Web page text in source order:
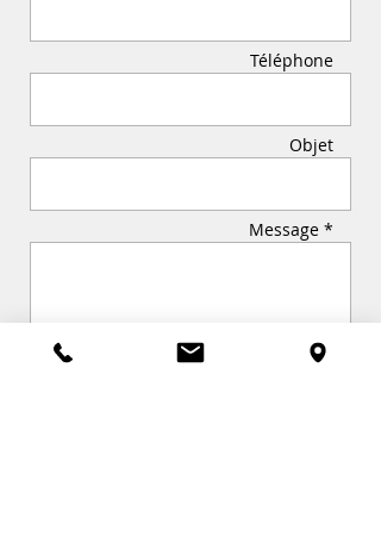
Téléphone
Objet
Message *